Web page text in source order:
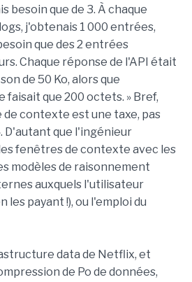
besoin que de 3. À chaque
j'obtenais 1 000 entrées,
que des 2 entrées
Chaque réponse de l'API était
de 50 Ko, alors que
faisait que 200 octets. » Bref,
de contexte est une taxe, pas
D'autant que l'ingénieur
fenêtres de contexte avec les
modèles de raisonnement
auxquels l'utilisateur
les payant !), ou l'emploi du
data de Netflix, et
de Po de données,